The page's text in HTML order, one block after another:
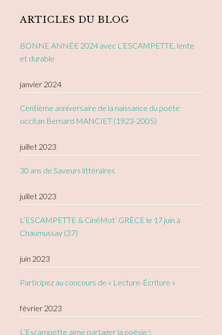
Sidebar
ARTICLES DU BLOG
BONNE ANNÉE 2024 avec L’ESCAMPETTE, lente
et durable
janvier 2024
Centième anniversaire de la naissance du poète
occitan Bernard MANCIET (1923-2005)
juillet 2023
30 ans de Saveurs littéraires
juillet 2023
L’ESCAMPETTE & CinéMot’ GRÈCE le 17 juin à
Chaumussay (37)
juin 2023
Participez au concours de « Lecture-Écriture »
février 2023
L’Escampette aime partager la poésie !